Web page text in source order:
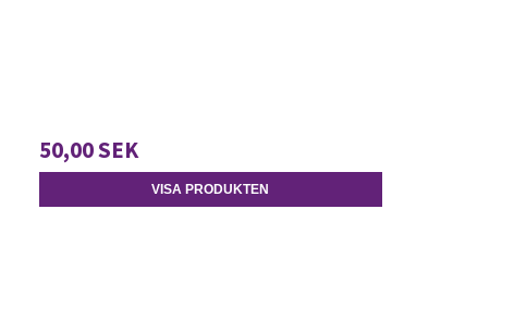
50,00 SEK
VISA PRODUKTEN